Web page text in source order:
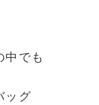
中でも
ッグ